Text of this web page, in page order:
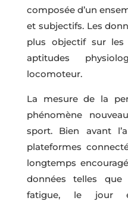
composée d’un
et subjectifs. Les
plus objectif sur les
aptitudes
locomoteur.
La mesure de la
phénomène
sport. Bien avant
plateformes
longtemps
données telles
fatigue, le jour